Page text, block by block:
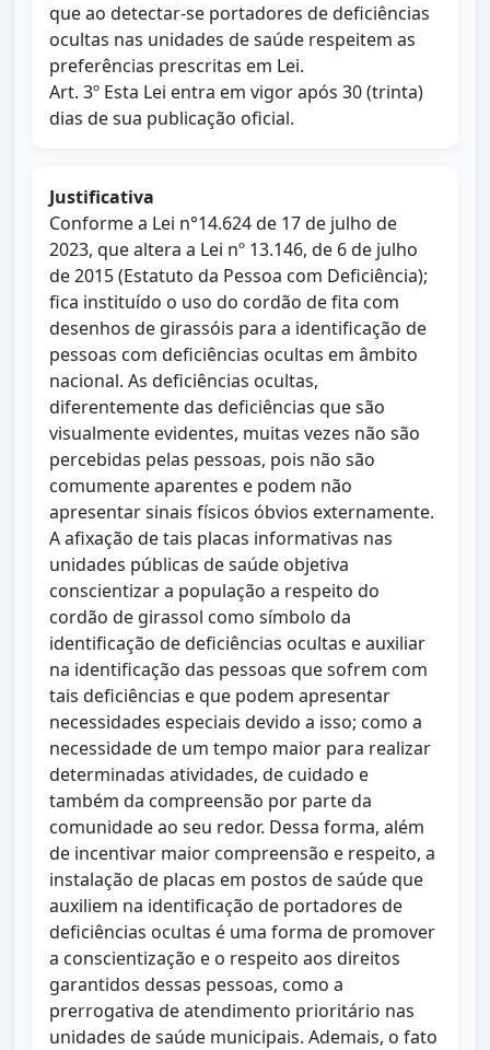
que ao detectar-se portadores de deficiências
ocultas nas unidades de saúde respeitem as
preferências prescritas em Lei.
Art. 3º Esta Lei entra em vigor após 30 (trinta)
dias de sua publicação oficial.
Justificativa
Conforme a Lei n°14.624 de 17 de julho de
2023, que altera a Lei nº 13.146, de 6 de julho
de 2015 (Estatuto da Pessoa com Deficiência);
fica instituído o uso do cordão de fita com
desenhos de girassóis para a identificação de
pessoas com deficiências ocultas em âmbito
nacional. As deficiências ocultas,
diferentemente das deficiências que são
visualmente evidentes, muitas vezes não são
percebidas pelas pessoas, pois não são
comumente aparentes e podem não
apresentar sinais físicos óbvios externamente.
A afixação de tais placas informativas nas
unidades públicas de saúde objetiva
conscientizar a população a respeito do
cordão de girassol como símbolo da
identificação de deficiências ocultas e auxiliar
na identificação das pessoas que sofrem com
tais deficiências e que podem apresentar
necessidades especiais devido a isso; como a
necessidade de um tempo maior para realizar
determinadas atividades, de cuidado e
também da compreensão por parte da
comunidade ao seu redor. Dessa forma, além
de incentivar maior compreensão e respeito, a
instalação de placas em postos de saúde que
auxiliem na identificação de portadores de
deficiências ocultas é uma forma de promover
a conscientização e o respeito aos direitos
garantidos dessas pessoas, como a
prerrogativa de atendimento prioritário nas
unidades de saúde municipais. Ademais, o fato